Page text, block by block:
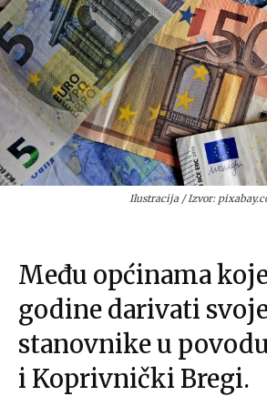
Ilustracija / Izvor:
Među općinama
godine darivati
stanovnike u
i Koprivnički Bregi.